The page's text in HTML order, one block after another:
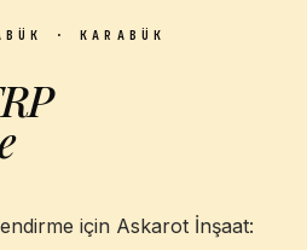
· KARABÜK
için Askarot İnşaat: